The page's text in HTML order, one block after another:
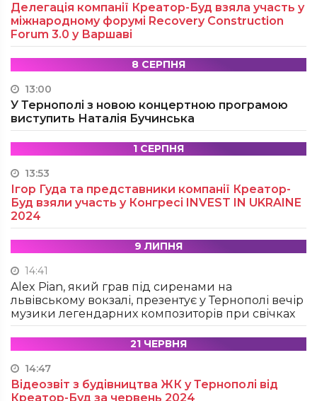
Делегація компанії Креатор-Буд взяла участь у
міжнародному форумі Recovery Construction
Forum 3.0 у Варшаві
8 СЕРПНЯ
13:00
У Тернополі з новою концертною програмою
виступить Наталія Бучинська
1 СЕРПНЯ
13:53
Ігор Гуда та представники компанії Креатор-
Буд взяли участь у Конгресі INVEST IN UKRAINE
2024
9 ЛИПНЯ
14:41
Alex Pian, який грав під сиренами на
львівському вокзалі, презентує у Тернополі вечір
музики легендарних композиторів при свічках
21 ЧЕРВНЯ
14:47
Відеозвіт з будівництва ЖК у Тернополі від
Креатор-Буд за червень 2024